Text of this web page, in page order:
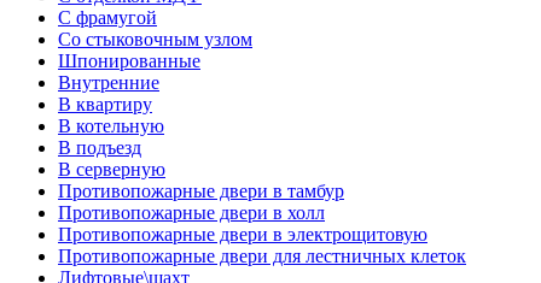
С фрамугой
Со стыковочным узлом
Шпонированные
Внутренние
В квартиру
В котельную
В подъезд
В серверную
Противопожарные двери в тамбур
Противопожарные двери в холл
Противопожарные двери в электрощитовую
Противопожарные двери для лестничных клеток
Лифтовые\шахт